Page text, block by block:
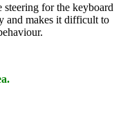
steering for the keyboard
and makes it difficult to